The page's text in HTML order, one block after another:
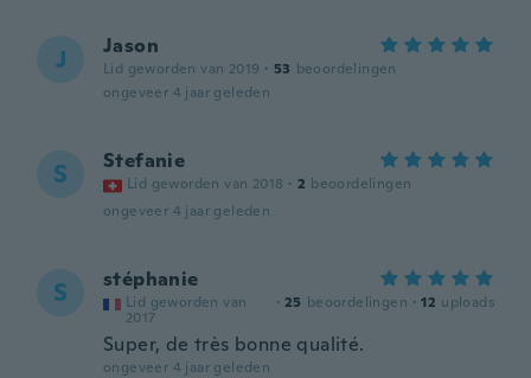
J Jason
Lid geworden van 2019 · 53 beoordelingen
ongeveer 4 jaar geleden
S Stefanie
Lid geworden van 2018 · 2 beoordelingen
ongeveer 4 jaar geleden
S stéphanie
Lid geworden van
2017
· 25 beoordelingen · 12 uploads
Super, de très bonne qualité.
ongeveer 4 jaar geleden